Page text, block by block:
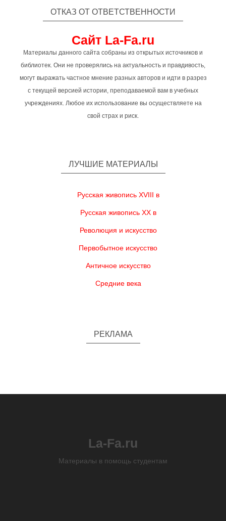
ОТКАЗ ОТ ОТВЕТСТВЕННОСТИ
Сайт La-Fa.ru
Материалы данного сайта собраны из открытых источников и
библиотек. Они не проверялись на актуальность и правдивость,
могут выражать частное мнение разных авторов и идти в разрез
с текущей версией истории, преподаваемой вам в учебных
учреждениях. Любое их использование вы осуществляете на
свой страх и риск.
ЛУЧШИЕ МАТЕРИАЛЫ
Русская живопись XVIII в
Русская живопись XX в
Революция и искусство
Первобытное искусство
Античное искусство
Средние века
РЕКЛАМА
La-Fa.ru
Материалы в помощь студентам